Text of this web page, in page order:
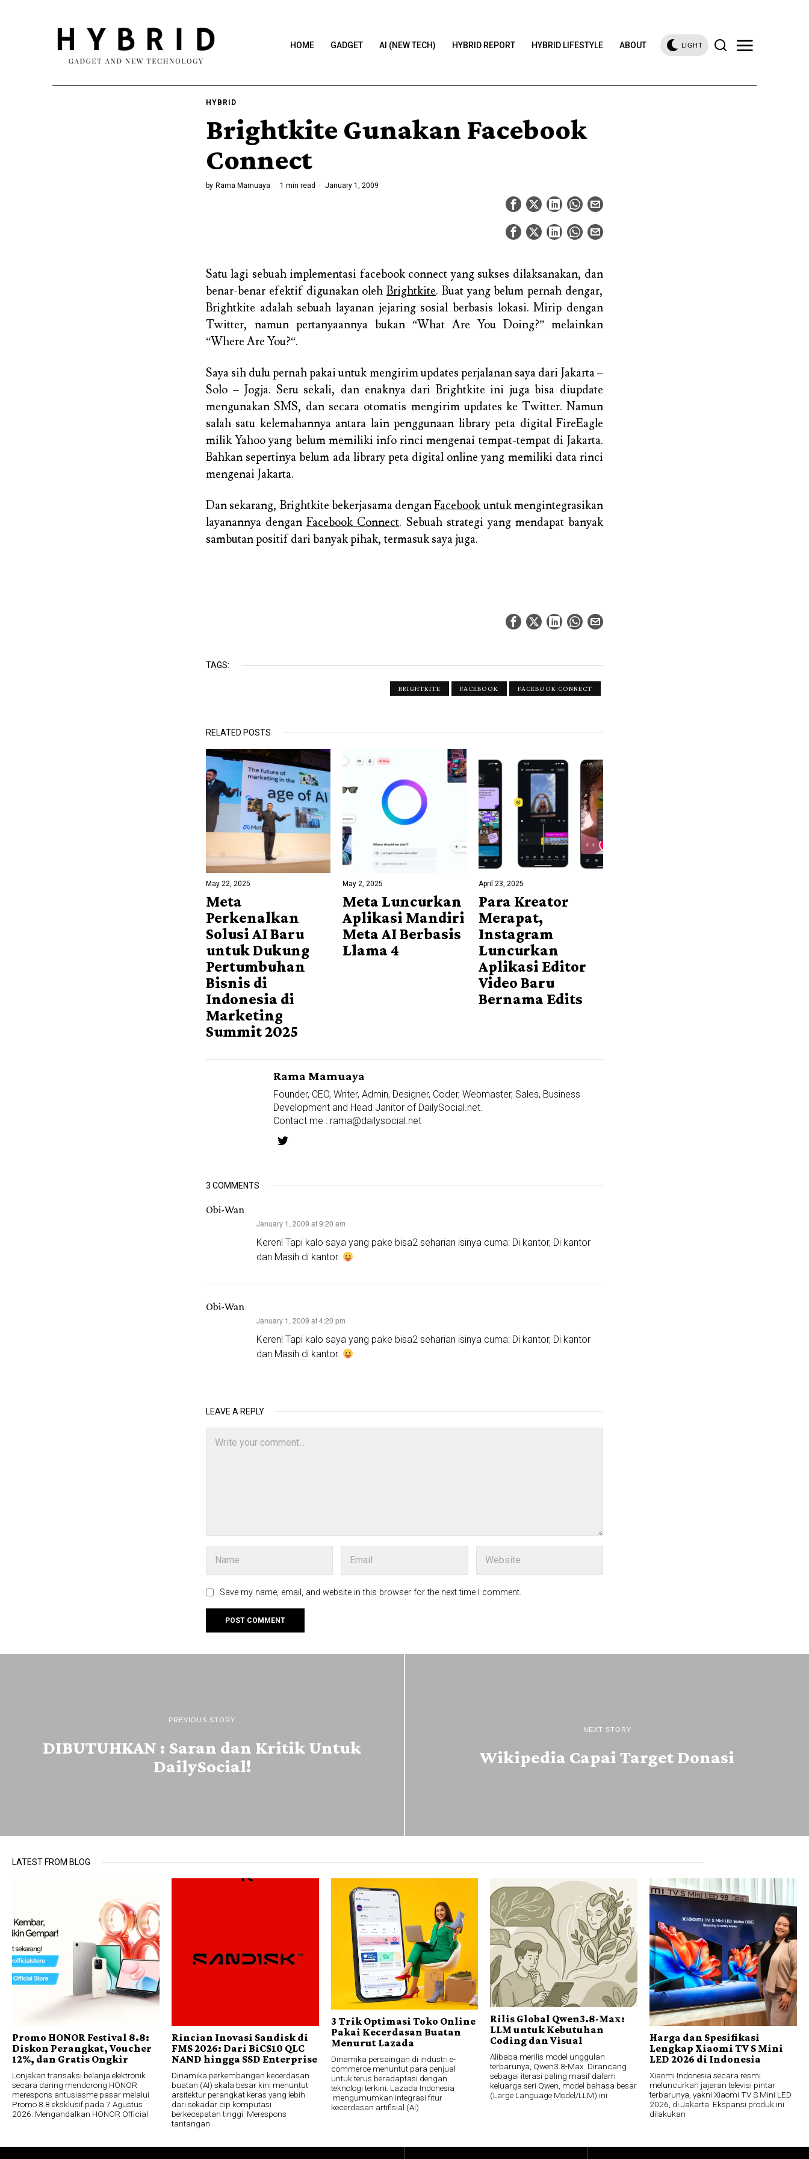
HOME GADGET AI (NEW TECH) HYBRID REPORT HYBRID LIFESTYLE ABOUT LIGHT
HYBRID
Brightkite Gunakan Facebook
Connect
by Rama Mamuaya 1 min read January 1, 2009
Satu lagi sebuah implementasi facebook connect yang sukses dilaksanakan, dan
benar-benar efektif digunakan olehBrightkite. Buat yang belum pernah dengar,
Brightkite adalah sebuah layanan jejaring sosial berbasis lokasi. Mirip dengan
Twitter, namun pertanyaannya bukan “What Are You Doing?” melainkan
“Where Are You?“.
Saya sih dulu pernah pakai untuk mengirim updates perjalanan saya dari Jakarta –
Solo – Jogja. Seru sekali, dan enaknya dari Brightkite ini juga bisa diupdate
mengunakan SMS, dan secara otomatis mengirim updates ke Twitter. Namun
salah satu kelemahannya antara lain penggunaan library peta digital FireEagle
milik Yahoo yang belum memiliki info rinci mengenai tempat-tempat di Jakarta.
Bahkan sepertinya belum ada library peta digital online yang memiliki data rinci
mengenai Jakarta.
Dan sekarang, Brightkite bekerjasama denganFacebookuntuk mengintegrasikan
layanannya denganFacebook Connect. Sebuah strategi yang mendapat banyak
sambutan positif dari banyak pihak, termasuk saya juga.
TAGS:
BRIGHTKITE FACEBOOK FACEBOOK CONNECT
RELATED POSTS
May 22, 2025
Meta
Perkenalkan
Solusi AI Baru
untuk Dukung
Pertumbuhan
Bisnis di
Indonesia di
Marketing
Summit 2025
May 2, 2025
Meta Luncurkan
Aplikasi Mandiri
Meta AI Berbasis
Llama 4
April 23, 2025
Para Kreator
Merapat,
Instagram
Luncurkan
Aplikasi Editor
Video Baru
Bernama Edits
Rama Mamuaya
Founder, CEO, Writer, Admin, Designer, Coder, Webmaster, Sales, Business
Development and Head Janitor of DailySocial.net.
Contact me : rama@dailysocial.net
3 COMMENTS
Obi-Wan
January 1, 2009 at 9:20 am
Keren! Tapi kalo saya yang pake bisa2 seharian isinya cuma: Di kantor, Di kantor
dan Masih di kantor.
Obi-Wan
January 1, 2009 at 4:20 pm
Keren! Tapi kalo saya yang pake bisa2 seharian isinya cuma: Di kantor, Di kantor
dan Masih di kantor.
LEAVE A REPLY
Save my name, email, and website in this browser for the next time I comment.
PREVIOUS STORY
DIBUTUHKAN : Saran dan Kritik Untuk
DailySocial!
NEXT STORY
Wikipedia Capai Target Donasi
LATEST FROM BLOG
Promo HONOR Festival 8.8:
Diskon Perangkat, Voucher
12%, dan Gratis Ongkir
Lonjakan transaksi belanja elektronik
secara daring mendorong HONOR
merespons antusiasme pasar melalui
Promo 8.8 eksklusif pada 7 Agustus
2026. Mengandalkan HONOR Official
Rincian Inovasi Sandisk di
FMS 2026: Dari BiCS10 QLC
NAND hingga SSD Enterprise
Dinamika perkembangan kecerdasan
buatan (AI) skala besar kini menuntut
arsitektur perangkat keras yang lebih
dari sekadar cip komputasi
berkecepatan tinggi. Merespons
tantangan
3 Trik Optimasi Toko Online
Pakai Kecerdasan Buatan
Menurut Lazada
Dinamika persaingan di industri e-
commerce menuntut para penjual
untuk terus beradaptasi dengan
teknologi terkini. Lazada Indonesia
mengumumkan integrasi fitur
kecerdasan artifisial (AI)
Rilis Global Qwen3.8-Max:
LLM untuk Kebutuhan
Coding dan Visual
Alibaba merilis model unggulan
terbarunya, Qwen3.8-Max. Dirancang
sebagai iterasi paling masif dalam
keluarga seri Qwen, model bahasa besar
(Large Language Model/LLM) ini
Harga dan Spesifikasi
Lengkap Xiaomi TV S Mini
LED 2026 di Indonesia
Xiaomi Indonesia secara resmi
meluncurkan jajaran televisi pintar
terbarunya, yakni Xiaomi TV S Mini LED
2026, di Jakarta. Ekspansi produk ini
dilakukan